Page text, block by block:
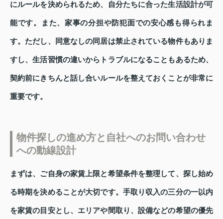
にルールを決められるため、自分たちに合った生活設計が可
能です。また、家事の分担や防犯面での安心感も得られま
す。ただし、同意なしの同居は禁止されている物件もありま
すし、生活習慣の違いからトラブルになることもあるため、
契約前にきちんと話し合いルールを整えておくことが非常に
重要です。
物件探しの進め方と自社へのお問い合わせ
への動線設計
まずは、ご自身の家賃上限と希望条件を整理して、探し始め
る時期を決めることが大切です。手取り収入の三分の一以内
を家賃の目安とし、エリアや間取り、設備などの希望の優先